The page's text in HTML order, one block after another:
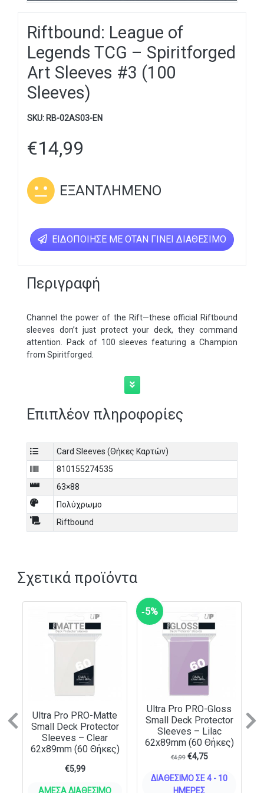
Riftbound: League of
Legends TCG – Spiritforged
Art Sleeves #3 (100
Sleeves)
SKU: RB-02AS03-EN
€14,99
ΕΞΑΝΤΛΗΜΈΝΟ
ΕΙΔΟΠΟΊΗΣΕ ΜΕ ΌΤΑΝ ΓΊΝΕΙ ΔΙΑΘΈΣΙΜΟ
Περιγραφή
Channel the power of the Rift—these official Riftbound
sleeves don’t just protect your deck, they command
attention. Pack of 100 sleeves featuring a Champion
from Spiritforged.
Επιπλέον πληροφορίες
Card Sleeves (Θήκες Καρτών)
810155274535
63×88
Πολύχρωμο
Riftbound
Σχετικά προϊόντα
Ultra Pro PRO-Matte
Small Deck Protector
Sleeves – Clear
62x89mm (60 Θήκες)
€5,99
ΆΜΕΣΑ ΔΙΑΘΈΣΙΜΟ
‑5%
Ultra Pro PRO-Gloss
Small Deck Protector
Sleeves – Lilac
62x89mm (60 Θήκες)
€4,99 €4,75
ΔΙΑΘΈΣΙΜΟ ΣΕ 4 - 10
ΗΜΈΡΕΣ
Previous